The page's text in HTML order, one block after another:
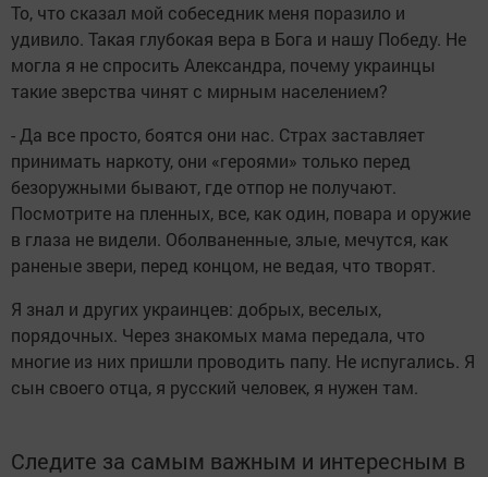
То, что сказал мой собеседник меня поразило и
удивило. Такая глубокая вера в Бога и нашу Победу. Не
могла я не спросить Александра, почему украинцы
такие зверства чинят с мирным населением?
- Да все просто, боятся они нас. Страх заставляет
принимать наркоту, они «героями» только перед
безоружными бывают, где отпор не получают.
Посмотрите на пленных, все, как один, повара и оружие
в глаза не видели. Оболваненные, злые, мечутся, как
раненые звери, перед концом, не ведая, что творят.
Я знал и других украинцев: добрых, веселых,
порядочных. Через знакомых мама передала, что
многие из них пришли проводить папу. Не испугались. Я
сын своего отца, я русский человек, я нужен там.
Следите за самым важным и интересным в